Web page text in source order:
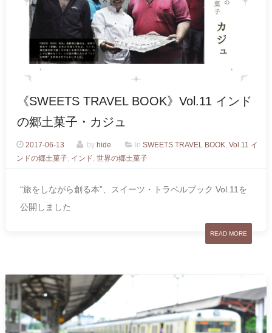
《SWEETS TRAVEL BOOK》Vol.11 インド
の郷土菓子・カジュ
2017-06-13 by hide In SWEETS TRAVEL BOOK, Vol.11 イ
ンドの郷土菓子, インド, 世界の郷土菓子
“旅をしながら創る本”、スイーツ・トラベルブック Vol.11を
公開しました
READ MORE